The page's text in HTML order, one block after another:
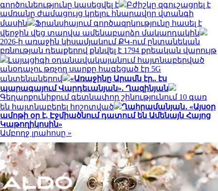
գործունեությունը կասեցվել է
Բժիշկը զգուշացրել է
ամռանը ժամացույց կրելու հնարավոր վտանգի
մասին
Ֆրանսիայում գործազրկությունը հասել է
վերջին վեց տարվա ամենաբարձր մակարդակին
2026-ի առաջին կիսամյակում ՔԿ-ում ընտանեկան
բռնության դեպքերով քննվել է 1794 քրեական վարույթ
Լայպցիգի օդանավակայանում հայտնաբերված
անօդաչու թռչող սարքը հագեցած էր 5G
անտենաներով
«Առաջինը Արամն էր.. էս
պարագայում Վարդեւանյան». Ղազինյան
Գեղարքունիքում գետնափոր շինությունում 10 գառ
են հայտնաբերել հոշոտված
Ղահրամանյան․ «Այսօր
ամոթի օր է, Էջմիածնում դատում են Ամենայն Հայոց
Կաթողիկոսին»
Ամբողջ լրահոսը »